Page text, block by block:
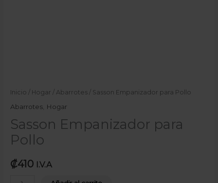
Inicio / Hogar / Abarrotes / Sasson Empanizador para Pollo
Abarrotes Hogar
Sasson Empanizador para
Pollo
₡410 I.V.A